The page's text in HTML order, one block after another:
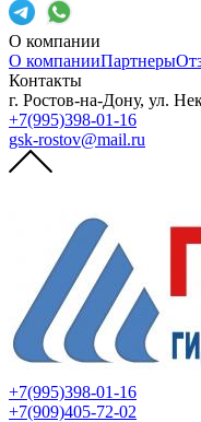
О компании
О компанииПартнеры
Контакты
г. Ростов-на-Дону, ул.
+7(995)398-01-16
gsk-rostov@mail.ru
+7(995)398-01-16
+7(909)405-72-02